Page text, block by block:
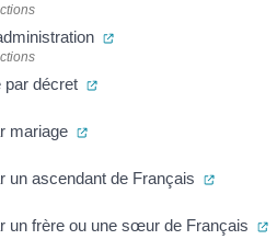
(ouverture dans un
par décret (ouverture dans un
mariage (ouverture dans un nouvel
un ascendant de Français
un frère ou une sœur de Français